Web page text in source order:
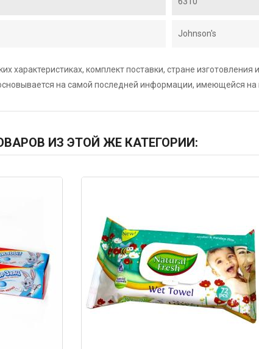
Johnson's
характеристиках, комплект поставки, стране
на самой последней информации, имеющейся
ИЗ ЭТОЙ ЖЕ КАТЕГОРИИ: